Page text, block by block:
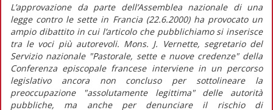
L’approvazione da parte dell’Assemblea nazionale di una
legge contro le sette in Francia (22.6.2000) ha provocato un
ampio dibattito in cui l’articolo che pubblichiamo si inserisce
tra le voci più autorevoli. Mons. J. Vernette, segretario del
Servizio nazionale "Pastorale, sette e nuove credenze" della
Conferenza episcopale francese interviene in un percorso
legislativo ancora non concluso per sottolineare la
preoccupazione "assolutamente legittima" delle autorità
pubbliche, ma anche per denunciare il rischio di